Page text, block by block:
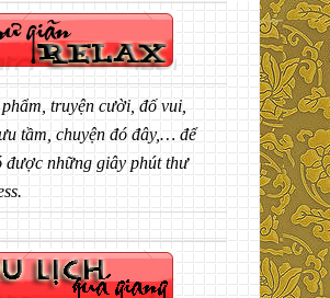
truyện cười, đố vui,
tầm, chuyện đó đây,… để
được những giây phút thư